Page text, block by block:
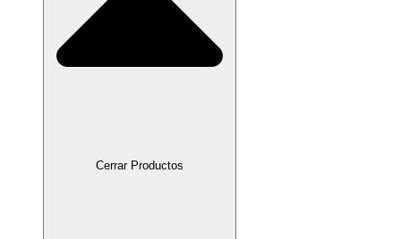
Cerrar Productos